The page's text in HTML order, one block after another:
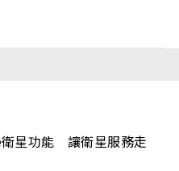
星功能 讓衛星服務走